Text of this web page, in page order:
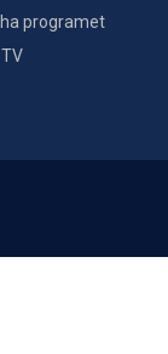
programet